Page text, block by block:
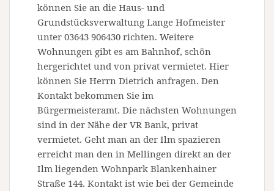
können Sie an die Haus- und
Grundstücksverwaltung Lange Hofmeister
unter 03643 906430 richten. Weitere
Wohnungen gibt es am Bahnhof, schön
hergerichtet und von privat vermietet. Hier
können Sie Herrn Dietrich anfragen. Den
Kontakt bekommen Sie im
Bürgermeisteramt. Die nächsten Wohnungen
sind in der Nähe der VR Bank, privat
vermietet. Geht man an der Ilm spazieren
erreicht man den in Mellingen direkt an der
Ilm liegenden Wohnpark Blankenhainer
Straße 144. Kontakt ist wie bei der Gemeinde